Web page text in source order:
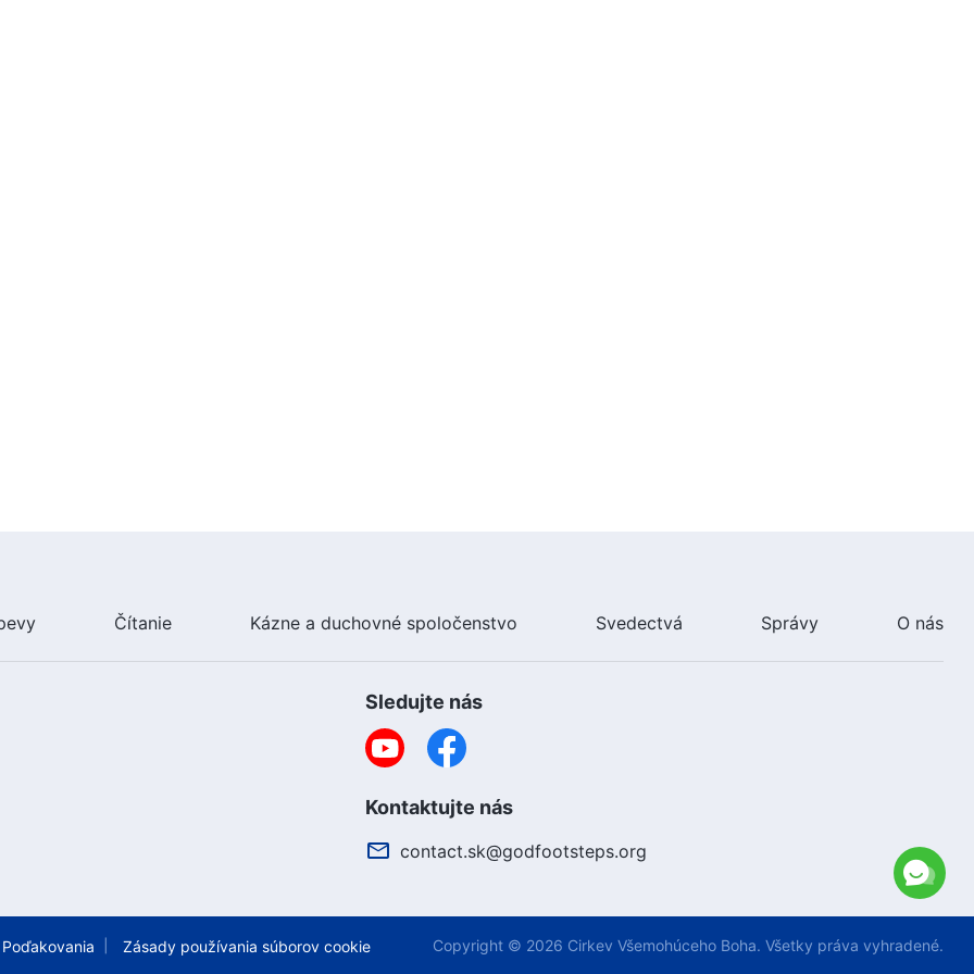
Čítanie Kázne a duchovné spoločenstvo Svedectvá Správy O nás
Sledujte nás
Kontaktujte nás
contact.sk@godfootsteps.org
Poďakovania Zásady používania súborov cookie Copyright © 2026 Cirkev Všemohúceho Boha. Všetky práva vyhradené.